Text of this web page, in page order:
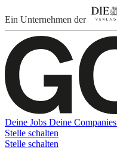
Ein Unternehmen der
Deine Jobs Deine Companies
Stelle schalten
Stelle schalten